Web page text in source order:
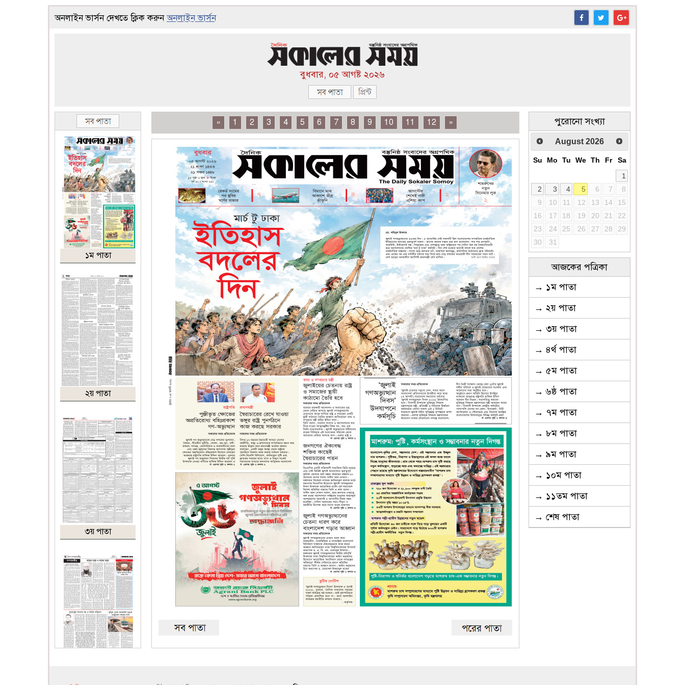
অনলাইন ভার্সন দেখতে ক্লিক করুনঅনলাইন ভার্সন
বুধবার, ০৫ আগষ্ট ২০২৬
১ম পাতা
২য় পাতা
৩য় পাতা
« 1 2 3 4 5 6 7 8 9 10 11 12 » পুরোনো সংখ্যা
August 2026
Su Mo Tu We Th Fr
Sa
1
2
3 4 5 6 7
8
9
10 11 12 13 14
15
16
17 18 19 20 21
22
23
24 25 26 27 28
29
30
31
আজকের পত্রিকা
→ ১ম পাতা
→ ২য় পাতা
→ ৩য় পাতা
→ ৪র্থ পাতা
→ ৫ম পাতা
→ ৬ষ্ঠ পাতা
→ ৭ম পাতা
→ ৮ম পাতা
→ ৯ম পাতা
→ ১০ম পাতা
→ ১১তম পাতা
→ শেষ পাতা